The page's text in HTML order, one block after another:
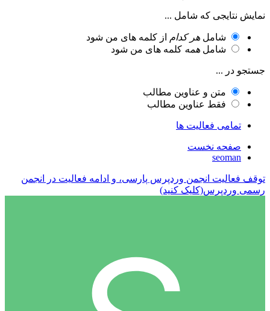
نمایش نتایجی که شامل ...
شامل هر کدام از کلمه های من شود
شامل همه کلمه های من شود
جستجو در ...
متن و عناوین مطالب
فقط عناوین مطالب
تمامی فعالیت ها
صفحه نخست
seoman
توقف فعالیت انجمن وردپرس پارسی، و ادامه فعالیت در انجمن
رسمی وردپرس(کلیک کنید)